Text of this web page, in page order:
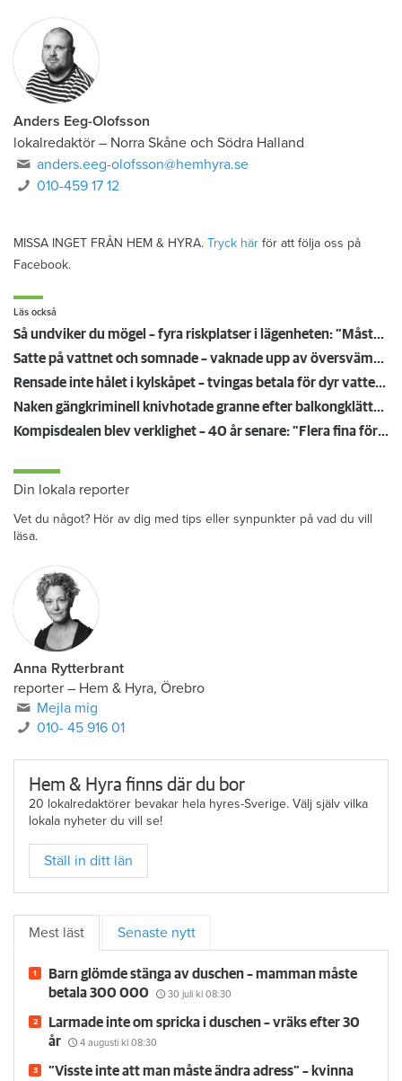
Anders Eeg-Olofsson
lokalredaktör – Norra Skåne och Södra Halland
anders.eeg-olofsson@hemhyra.se
010-459 17 12
MISSA INGET FRÅN HEM & HYRA. Tryck här för att följa oss på
Facebook.
Läs också
Så undviker du mögel – fyra riskplatser i lägenheten: ”Måste städa bort”
Satte på vattnet och somnade – vaknade upp av översvämning hos grannen
Rensade inte hålet i kylskåpet – tvingas betala för dyr vattenskada
Naken gängkriminell knivhotade granne efter balkongklättring
Kompisdealen blev verklighet – 40 år senare: "Flera fina fördelar med att dela bostad"
Din lokala reporter
Vet du något? Hör av dig med tips eller synpunkter på vad du vill
läsa.
Anna Rytterbrant
reporter – Hem & Hyra, Örebro
Mejla mig
010- 45 916 01
Hem & Hyra finns där du bor
20 lokalredaktörer bevakar hela hyres-Sverige. Välj själv vilka
lokala nyheter du vill se!
Ställ in ditt län
Mest läst Senaste nytt
Barn glömde stänga av duschen – mamman måste
betala 300 000
30 juli kl 08:30
Larmade inte om spricka i duschen – vräks efter 30
år
4 augusti kl 08:30
”Visste inte att man måste ändra adress” – kvinna